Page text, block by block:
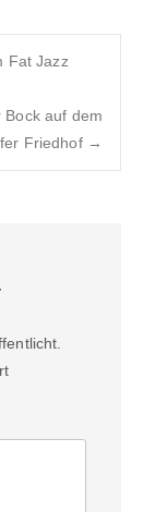
Fat Jazz
Bock auf dem
Friedhof →